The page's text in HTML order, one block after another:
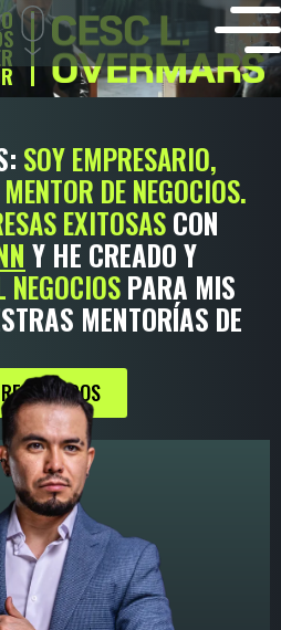
SOY EMPRESARIO,
DE NEGOCIOS.
EXITOSASCON
Y HE CREADO Y
PARA MIS
MENTORÍAS DE